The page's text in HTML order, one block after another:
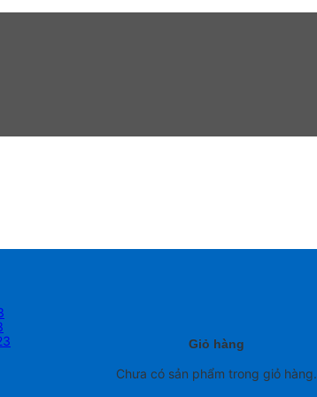
Giỏ hàng
Chưa có sản phẩm trong giỏ hàng.